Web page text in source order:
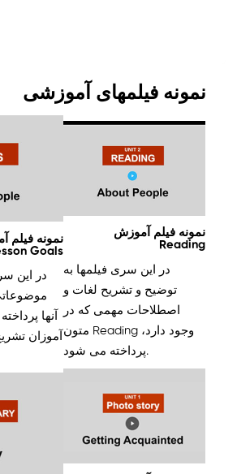
نمونه فیلمهای آموزشی
نمونه فیلم
Goals
در این
آنها
آموزان
نمونه فیلم آموزش
Reading
در این سری فیلمها به
توضیح و تشریح لغات و
اصطلاحات مهمی که در
متون Reading وجود دارد،
پرداخته می شود.